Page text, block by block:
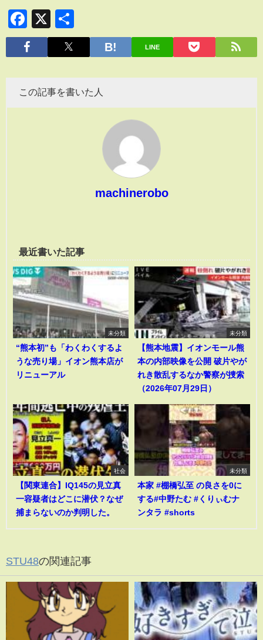
Facebook
X
有
LINE
この記事を書いた人
machinerobo
最近書いた記事
未分類
“熊本初”も「わくわくするよ
うな売り場」イオン熊本店が
リニューアル
未分類
【熊本地震】イオンモール熊
本の内部映像を公開 破片やが
れき散乱するなか警察が捜索
（2026年07月29日）
社会
【関東連合】IQ145の見立真
一容疑者はどこに潜伏？なぜ
捕まらないのか判明した。
未分類
本家 #棚橋弘至 の良さを0に
する#中野たむ #くりぃむナ
ンタラ #shorts
STU48の関連記事